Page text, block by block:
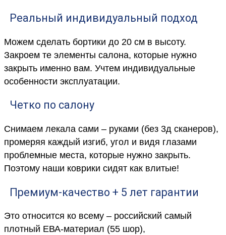
Реальный индивидуальный подход
Можем сделать бортики до 20 см в высоту.
Закроем те элементы салона, которые нужно
закрыть именно вам. Учтем индивидуальные
особенности эксплуатации.
Четко по салону
Снимаем лекала сами – руками (без 3д сканеров),
промеряя каждый изгиб, угол и видя глазами
проблемные места, которые нужно закрыть.
Поэтому наши коврики сидят как влитые!
Премиум-качество + 5 лет гарантии
Это относится ко всему – российский самый
плотный ЕВА-материал (55 шор),